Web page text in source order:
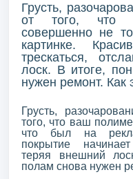
Грусть,
от того, что
совершенно не
картинке.
трескаться,
лоск. В итоге,
нужен ремонт. Как
Грусть,
того, что ваш
что был на
покрытие
теряя внешний
полам снова нужен